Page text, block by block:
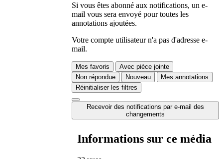
Si vous êtes abonné aux notifications, un e-
mail vous sera envoyé pour toutes les
annotations ajoutées.
Votre compte utilisateur n'a pas d'adresse e-
mail.
Mes favoris
Avec pièce jointe
Non répondue
Nouveau
Mes annotations
Réinitialiser les filtres
Recevoir des notifications par e-mail des
changements
Informations sur ce média